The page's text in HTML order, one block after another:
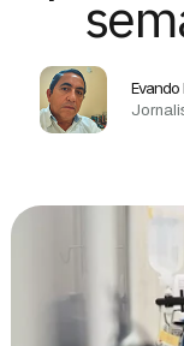
Evando